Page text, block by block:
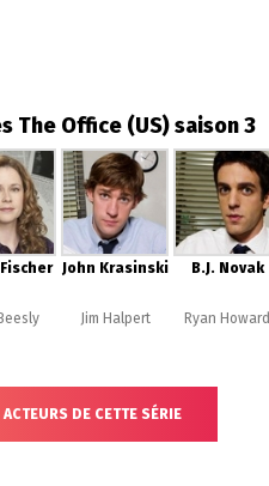
The Office (US) saison 3
John Krasinski
Jim Halpert
B.J. Novak
Ryan Howard
DE CETTE SÉRIE